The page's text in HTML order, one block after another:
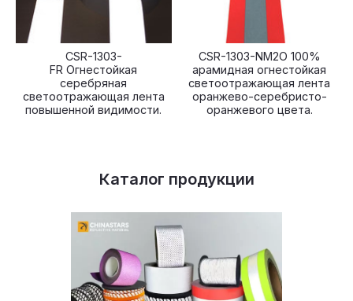
CSR-1303-
FR Огнестойкая
серебряная
светоотражающая лента
повышенной видимости.
CSR-1303-NM2O 100%
арамидная огнестойкая
светоотражающая лента
оранжево-серебристо-
оранжевого цвета.
Каталог продукции